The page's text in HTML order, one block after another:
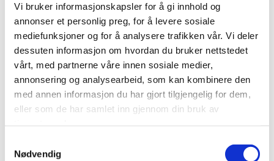
Vi bruker informasjonskapsler for å gi innhold og
annonser et personlig preg, for å levere sosiale
mediefunksjoner og for å analysere trafikken vår. Vi deler
dessuten informasjon om hvordan du bruker nettstedet
vårt, med partnerne våre innen sosiale medier,
annonsering og analysearbeid, som kan kombinere den
med annen informasjon du har gjort tilgjengelig for dem,
eller som de har samlet inn gjennom din bruk av
Nødvendig
sirkulær økonomi og hvordan dette påvirker din
virksomhet og bransje. Her tar vi også opp aktuelle
problemstillinger, ny lovgivning, eksempler til
inspirasjon, og generelt hva som rører seg innenfor
sirkulær økonomi.
Vi vil også ha jevnlige webinarer og intervjuer av
virksomheter og fagekspertise. Deler av innholdet vil
påvirke hvilke temaer som tas opp, presenteres og